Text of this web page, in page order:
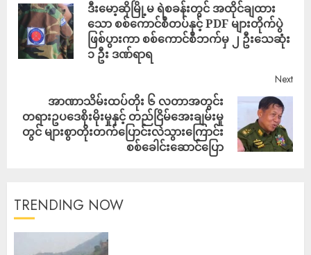
ဒီးမော့ဆိုမြို့မ ရဲစခန်းတွင် အထိုင်ချထား
သော စစ်ကောင်စီတပ်နှင့် PDF များတိုက်ပွဲ
ဖြစ်ပွားကာ စစ်ကောင်စီဘက်မှ ၂ ဦးသေဆုံး
၁ ဦး ဒဏ်ရာရ
Next
အာဏာသိမ်းထပ်တိုး ၆ လတာအတွင်း
တရားဥပဒေစိုးမိုးမှုနှင့် တည်ငြိမ်အေးချမ်းမှု
တွင် များစွာတိုးတက်ပြောင်းလဲသွားကြောင်း
စစ်ခေါင်းဆောင်ပြော
TRENDING NOW